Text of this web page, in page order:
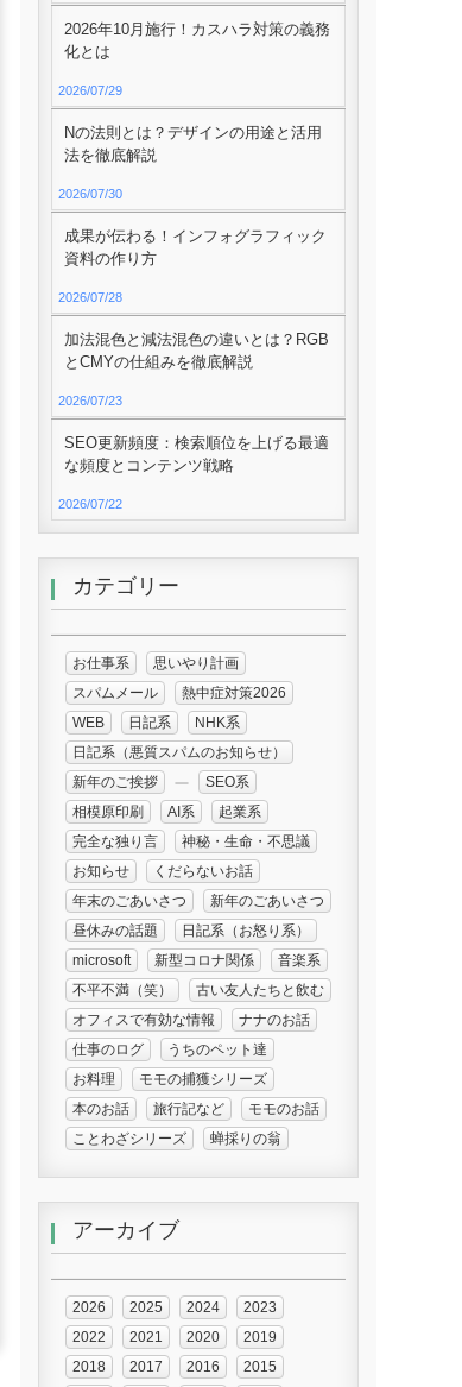
2026年10月施行！カスハラ対策の義務
化とは
2026/07/29
Nの法則とは？デザインの用途と活用
法を徹底解説
2026/07/30
成果が伝わる！インフォグラフィック
資料の作り方
2026/07/28
加法混色と減法混色の違いとは？RGB
とCMYの仕組みを徹底解説
2026/07/23
SEO更新頻度：検索順位を上げる最適
な頻度とコンテンツ戦略
2026/07/22
カテゴリー
お仕事系
思いやり計画
スパムメール
熱中症対策2026
WEB
日記系
NHK系
日記系（悪質スパムのお知らせ）
新年のご挨拶
SEO系
相模原印刷
AI系
起業系
完全な独り言
神秘・生命・不思議
お知らせ
くだらないお話
年末のごあいさつ
新年のごあいさつ
昼休みの話題
日記系（お怒り系）
microsoft
新型コロナ関係
音楽系
不平不満（笑）
古い友人たちと飲む
オフィスで有効な情報
ナナのお話
仕事のログ
うちのペット達
お料理
モモの捕獲シリーズ
本のお話
旅行記など
モモのお話
ことわざシリーズ
蝉採りの翁
アーカイブ
2026 2025 2024
2023
2022
2021 2020
2019
2018
2017 2016
2015